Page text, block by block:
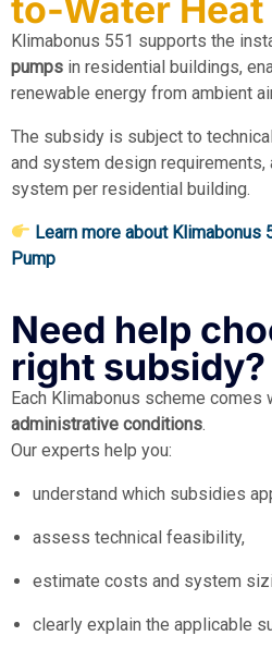
Klimabonus 551 supports the
pumps in residential buildings,
renewable energy from ambient
The subsidy is subject to
and system design requirements,
system per residential building.
Learn more about Klimabonus
Pump
Need help
right subsidy?
Each Klimabonus scheme comes
administrative conditions.
Our experts help you:
understand which subsidies
assess technical feasibility,
estimate costs and system
clearly explain the applicable